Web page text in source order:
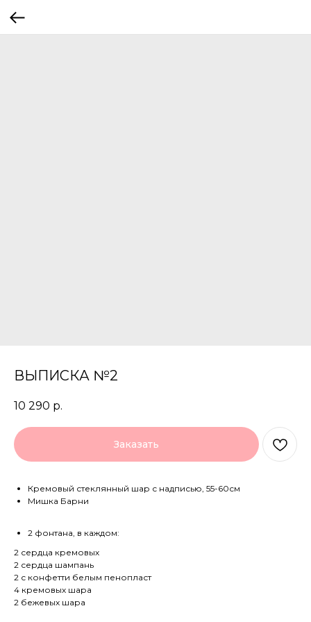
ВЫПИСКА №2
10 290 р.
Заказать
Кремовый стеклянный шар с надписью, 55-60см
Мишка Барни
2 фонтана, в каждом:
2 сердца кремовых
2 сердца шампань
2 с конфетти белым пенопласт
4 кремовых шара
2 бежевых шара